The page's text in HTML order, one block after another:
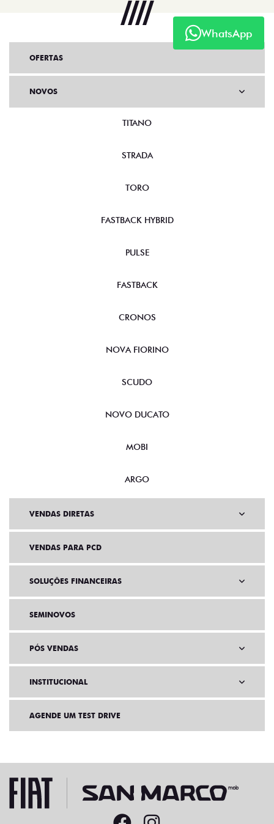
WhatsApp
OFERTAS
NOVOS
TITANO
STRADA
TORO
FASTBACK HYBRID
PULSE
FASTBACK
CRONOS
NOVA FIORINO
SCUDO
NOVO DUCATO
MOBI
ARGO
VENDAS DIRETAS
VENDAS PARA PCD
SOLUÇÕES FINANCEIRAS
SEMINOVOS
PÓS VENDAS
INSTITUCIONAL
AGENDE UM TEST DRIVE